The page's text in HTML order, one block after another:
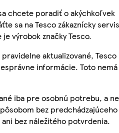
chcete poradiť o akýchkoľvek
sa na Tesco zákaznícky
výrobok značky Tesco.
aktualizované, Tesco
informácie. Toto
iba pre osobnú potrebu, a
bez predchádzajúceho
bez náležitého potvrdenia.